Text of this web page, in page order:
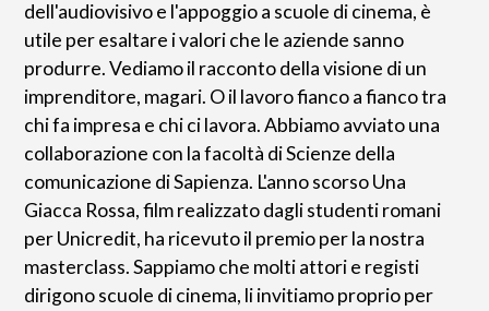
dell'audiovisivo e l'appoggio a scuole di cinema, è
utile per esaltare i valori che le aziende sanno
produrre. Vediamo il racconto della visione di un
imprenditore, magari. O il lavoro fianco a fianco tra
chi fa impresa e chi ci lavora. Abbiamo avviato una
collaborazione con la facoltà di Scienze della
comunicazione di Sapienza. L'anno scorso Una
Giacca Rossa, film realizzato dagli studenti romani
per Unicredit, ha ricevuto il premio per la nostra
masterclass. Sappiamo che molti attori e registi
dirigono scuole di cinema, li invitiamo proprio per